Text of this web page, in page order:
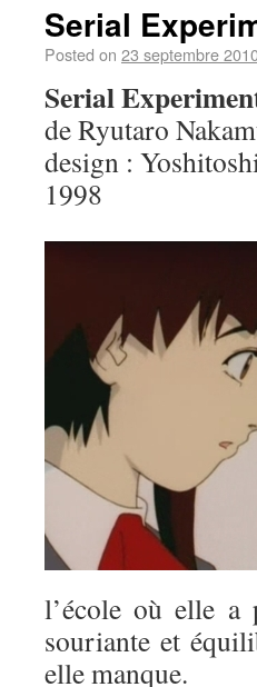
Serial
Posted on 23 septembre
Serial
de Ryutaro
design :
1998
l’école où elle a
souriante et
elle manque.